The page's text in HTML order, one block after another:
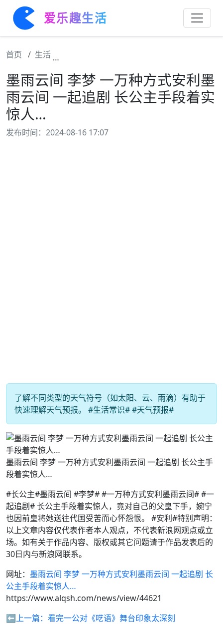
爱乐趣生活
首页 生活
墨雨云间 李梦 一万种方式安利墨
雨云间 一起追剧 长公主手段着实
惊人…
发布时间：2024-08-16 17:07
了解不同类型的天气符号（如太阳、云、雨滴）有助于
快速理解天气预报。 #生活常识# #天气预报#
墨雨云间 李梦 一万种方式安利墨雨云间 一起追剧 长公主手
段着实惊人…
#长公主#墨雨云间 #李梦# #一万种方式安利墨雨云间# #一
起追剧# 长公主手段着实惊人，竟对自己的父皇下手，婉宁
也因前皇将她送往代国受苦而心怀怨恨。 #安利#特别声明：
以上文章内容仅代表作者本人观点，不代表新浪网观点或立
场。如有关于作品内容、版权或其它问题请于作品发表后的
30日内与新浪网联系。
网址： 墨雨云间 李梦 一万种方式安利墨雨云间 一起追剧 长
公主手段着实惊人…
https://www.alqsh.com/news/view/44621
⬅️上一篇： 看完一公对《呓语》舞台印象太深刻